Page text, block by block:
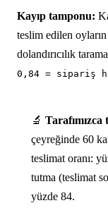
Kayıp tamponu:
teslim edilen
dolandırıcılık
0,84 = sipariş
🔬 Tarafımızca
çeyreğinde 60
teslimat oranı:
tutma (teslimat
yüzde 84.